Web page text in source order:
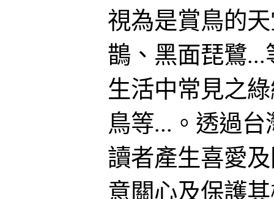
視為是賞鳥的
鵲、黑面琵鷺
生活中常見之
鳥等...。透過
讀者產生喜愛
意關心及保護